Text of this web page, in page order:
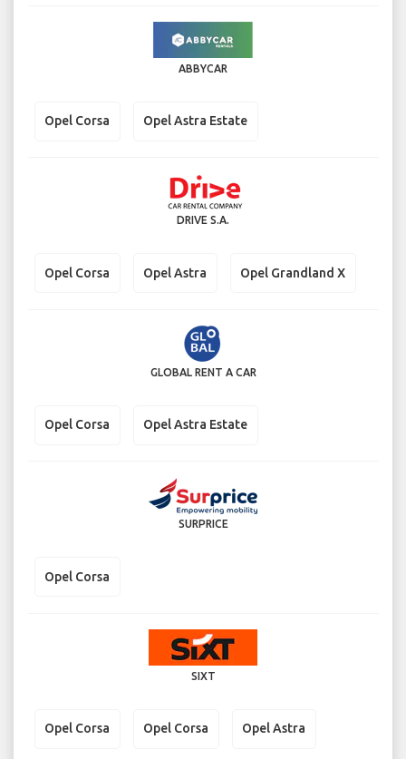
ABBYCAR
Opel Corsa Opel Astra Estate
DRIVE S.A.
Opel Corsa Opel Astra Opel Grandland X
GLOBAL RENT A CAR
Opel Corsa Opel Astra Estate
SURPRICE
Opel Corsa
SIXT
Opel Corsa Opel Corsa Opel Astra